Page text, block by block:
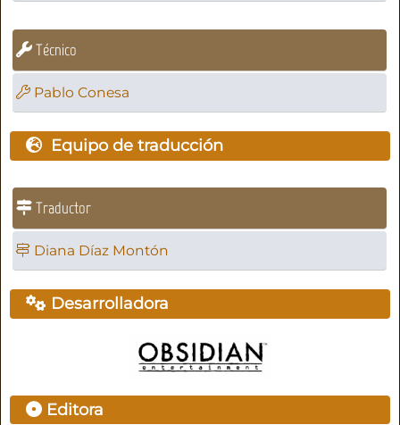
Técnico
Pablo Conesa
Equipo de traducción
Traductor
Diana Díaz Montón
Desarrolladora
Editora